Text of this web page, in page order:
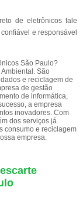
de eletrônicos fale
e responsável
São Paulo?
São
e reciclagem de
de gestão
de informática,
a empresa
inovadores. Com
dos serviços já
consumo e reciclagem
empresa.